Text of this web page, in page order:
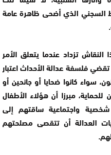
السجني الذي أضحى ظاهرة عامة
تزداد عندما يتعلق الأمر
فلسفة عدالة الأحداث اعتبار
سواء كانوا ضحايا أو جانحين أو
مبرزا أن هؤلاء الأطفال
واجتماعية ساقتهم إلى
العدالة أن تتقصى مصلحتهم